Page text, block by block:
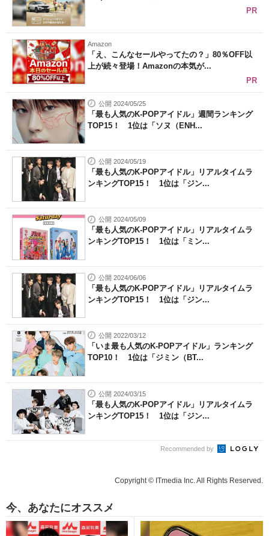
PR
Amazon
「え、こんなセールやってたの？」80％OFF以
上が続々登場！Amazonの本気が...
PR
公開 2024/05/25
「最も人気のK-POPアイドル」週間ランキング
TOP15！ 1位は「ソヌ（ENH...
公開 2024/05/19
「最も人気のK-POPアイドル」リアルタイムラ
ンキングTOP15！ 1位は「ジン...
公開 2024/05/09
「最も人気のK-POPアイドル」リアルタイムラ
ンキングTOP15！ 1位は「ミン...
公開 2024/06/06
「最も人気のK-POPアイドル」リアルタイムラ
ンキングTOP15！ 1位は「ジン...
公開 2022/03/12
「いま最も人気のK-POPアイドル」ランキング
TOP10！ 1位は「ジミン（BT...
公開 2024/03/15
「最も人気のK-POPアイドル」リアルタイムラ
ンキングTOP15！ 1位は「ジン...
Recommended by
Copyright © ITmedia Inc. All Rights Reserved.
今、あなたにオススメ